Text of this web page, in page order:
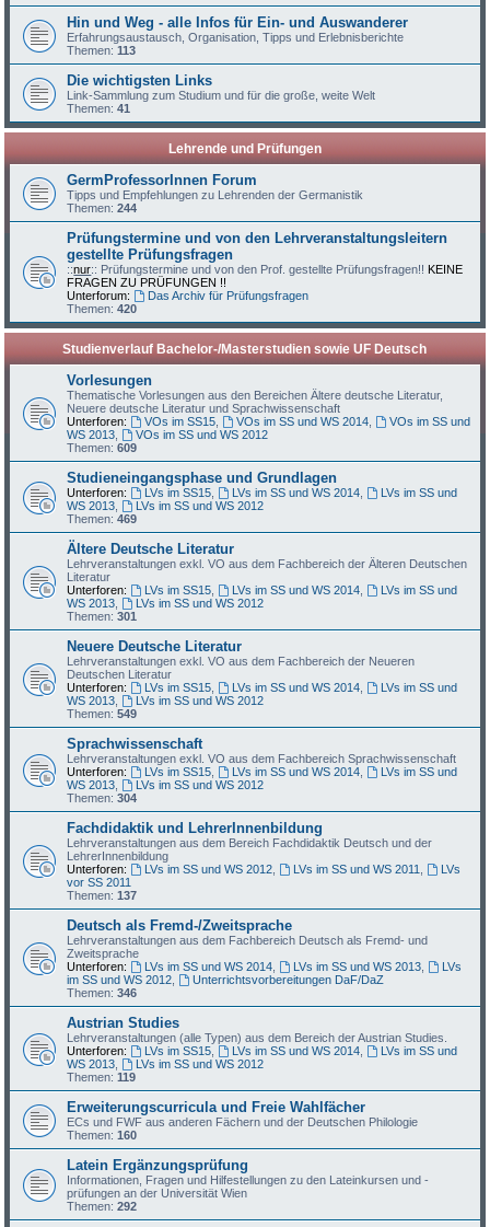
Hin und Weg - alle Infos für Ein- und Auswanderer
Erfahrungsaustausch, Organisation, Tipps und Erlebnisberichte
Themen:113
Die wichtigsten Links
Link-Sammlung zum Studium und für die große, weite Welt
Themen:41
Lehrende und Prüfungen
GermProfessorInnen Forum
Tipps und Empfehlungen zu Lehrenden der Germanistik
Themen:244
Prüfungstermine und von den Lehrveranstaltungsleitern
gestellte Prüfungsfragen
::nur:: Prüfungstermine und von den Prof. gestellte Prüfungsfragen!! KEINE
FRAGEN ZU PRÜFUNGEN !!
Unterforum:
Das Archiv für Prüfungsfragen
Themen:420
Studienverlauf Bachelor-/Masterstudien sowie UF Deutsch
Vorlesungen
Thematische Vorlesungen aus den Bereichen Ältere deutsche Literatur,
Neuere deutsche Literatur und Sprachwissenschaft
Unterforen:
VOs im SS15 VOs im SS und WS 2014
VOs im SS und
WS 2013
VOs im SS und WS 2012
Themen:609
Studieneingangsphase und Grundlagen
Unterforen: LVs im SS15 LVs im SS und WS 2014
LVs im SS und
WS 2013
LVs im SS und WS 2012
Themen:469
Ältere Deutsche Literatur
Lehrveranstaltungen exkl. VO aus dem Fachbereich der Älteren Deutschen
Literatur
Unterforen:
LVs im SS15 LVs im SS und WS 2014
LVs im SS und
WS 2013
LVs im SS und WS 2012
Themen:301
Neuere Deutsche Literatur
Lehrveranstaltungen exkl. VO aus dem Fachbereich der Neueren
Deutschen Literatur
Unterforen:
LVs im SS15 LVs im SS und WS 2014
LVs im SS und
WS 2013
LVs im SS und WS 2012
Themen:549
Sprachwissenschaft
Lehrveranstaltungen exkl. VO aus dem Fachbereich Sprachwissenschaft
Unterforen:
LVs im SS15 LVs im SS und WS 2014
LVs im SS und
WS 2013
LVs im SS und WS 2012
Themen:304
Fachdidaktik und LehrerInnenbildung
Lehrveranstaltungen aus dem Bereich Fachdidaktik Deutsch und der
LehrerInnenbildung
Unterforen:
LVs im SS und WS 2012 LVs im SS und WS 2011
LVs
vor SS 2011
Themen:137
Deutsch als Fremd-/Zweitsprache
Lehrveranstaltungen aus dem Fachbereich Deutsch als Fremd- und
Zweitsprache
Unterforen:
LVs im SS und WS 2014 LVs im SS und WS 2013
LVs
im SS und WS 2012
Unterrichtsvorbereitungen DaF/DaZ
Themen:346
Austrian Studies
Lehrveranstaltungen (alle Typen) aus dem Bereich der Austrian Studies.
Unterforen:
LVs im SS15 LVs im SS und WS 2014
LVs im SS und
WS 2013
LVs im SS und WS 2012
Themen:119
Erweiterungscurricula und Freie Wahlfächer
ECs und FWF aus anderen Fächern und der Deutschen Philologie
Themen:160
Latein Ergänzungsprüfung
Informationen, Fragen und Hilfestellungen zu den Lateinkursen und -
prüfungen an der Universität Wien
Themen:292